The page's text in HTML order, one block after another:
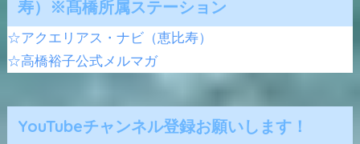
寿）※髙橋所属ステーション
☆アクエリアス・ナビ（恵比寿）
☆高橋裕子公式メルマガ
YouTubeチャンネル登録お願いします！